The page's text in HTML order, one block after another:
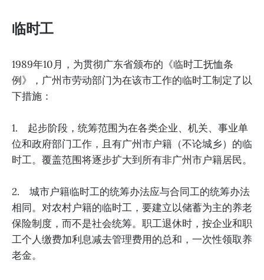
临时工
1989年10月，为贯彻广东省颁布的《临时工抚恤条
例》，广州市劳动部门为在该市工作的临时工制定了以
下措施：
1. 起步阶段，统筹范围为在各类企业、机关、事业单
位和政府部门工作，且有广州市户籍（不论城乡）的临
时工。覆盖范围将逐步扩大到所有非广州市户籍居民。
2. 城市户籍临时工的统筹办法应与合同工的统筹办法
相同。对农村户籍的临时工，要建立以储蓄为主的养老
保险制度，而不是社会统筹。职工退休时，按企业和职
工个人缴费加利息减去管理费用的总和，一次性领取养
老金。